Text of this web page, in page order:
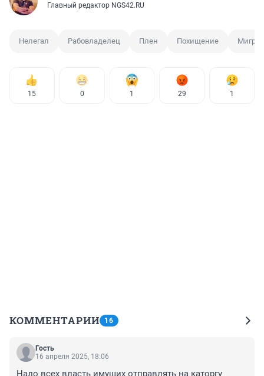
Главный редактор NGS42.RU
Нелегал Рабовладелец Плен Похищение
15 0 1 29 1
КОММЕНТАРИИ 16
Гость
16 апреля 2025, 18:06
Надо всех власть имущих отправлять на каторгу